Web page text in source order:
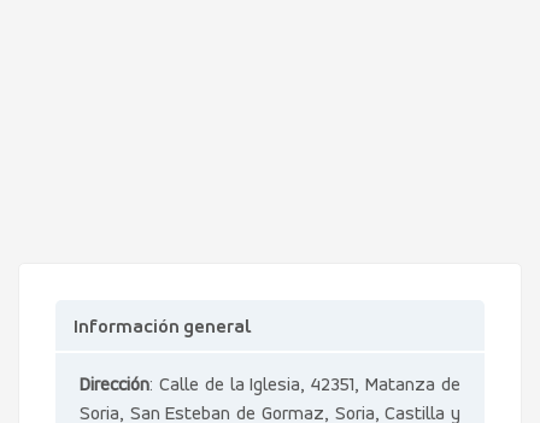
Información general
Dirección: Calle de la Iglesia, 42351, Matanza de
Soria, San Esteban de Gormaz, Soria, Castilla y